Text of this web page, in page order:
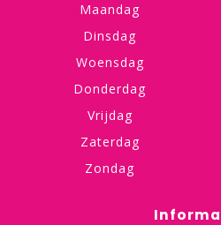
Maandag
Dinsdag
Woensdag
Donderdag
Vrijdag
Zaterdag
Zondag